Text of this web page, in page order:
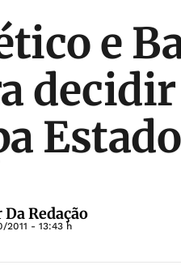
e
Estado
Da Redação
2011 - 13:43 h